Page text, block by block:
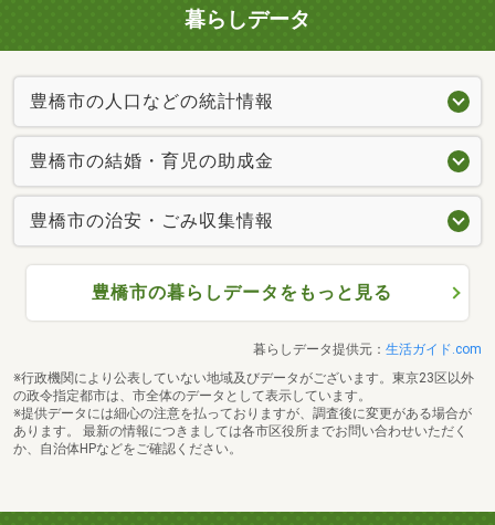
暮らしデータ
豊橋市の人口などの統計情報
豊橋市の結婚・育児の助成金
豊橋市の治安・ごみ収集情報
豊橋市の暮らしデータをもっと見る
暮らしデータ提供元： 生活ガイド.com
※行政機関により公表していない地域及びデータがございます。東京23区以外
の政令指定都市は、市全体のデータとして表示しています。
※提供データには細心の注意を払っておりますが、調査後に変更がある場合が
あります。 最新の情報につきましては各市区役所までお問い合わせいただく
か、自治体HPなどをご確認ください。